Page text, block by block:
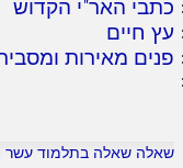
כתבי האר"י הקדוש
עץ חיים
פנים מאירות
שאלה שאלה בתלמוד עשר